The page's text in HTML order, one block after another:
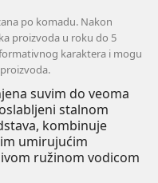
po komadu. Nakon
proizvoda u roku do 5
karaktera i mogu
suvim do veoma
stalnom
kombinuje
umirujućim
ružinom vodicom